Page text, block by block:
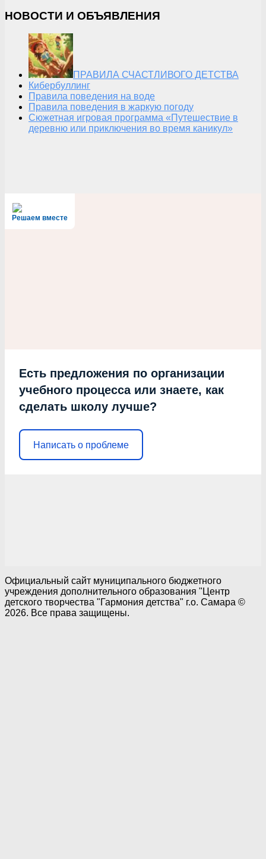
НОВОСТИ И ОБЪЯВЛЕНИЯ
ПРАВИЛА СЧАСТЛИВОГО ДЕТСТВА
Кибербуллинг
Правила поведения на воде
Правила поведения в жаркую погоду
Сюжетная игровая программа «Путешествие в
деревню или приключения во время каникул»
Решаем вместе
Есть предложения по организации
учебного процесса или знаете, как
сделать школу лучше?
Написать о проблеме
Официальный сайт муниципального бюджетного
учреждения дополнительного образования "Центр
детского творчества "Гармония детства" г.о. Самара ©
2026. Все права защищены.